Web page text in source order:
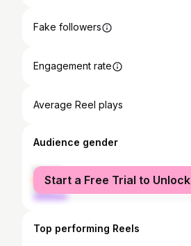
Fake followers
Engagement rate
Average Reel plays
Audience gender
female
male
Start a Free Trial to Unlock
Top performing Reels